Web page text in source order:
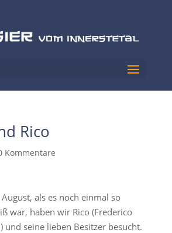
Rico
Kommentare
als es noch einmal so
war, haben wir Rico (Frederico
und seine lieben Besitzer besucht.